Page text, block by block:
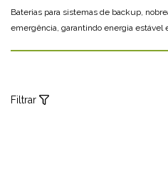
Baterias para sistemas de backup,
emergência, garantindo energia estável
Filtrar